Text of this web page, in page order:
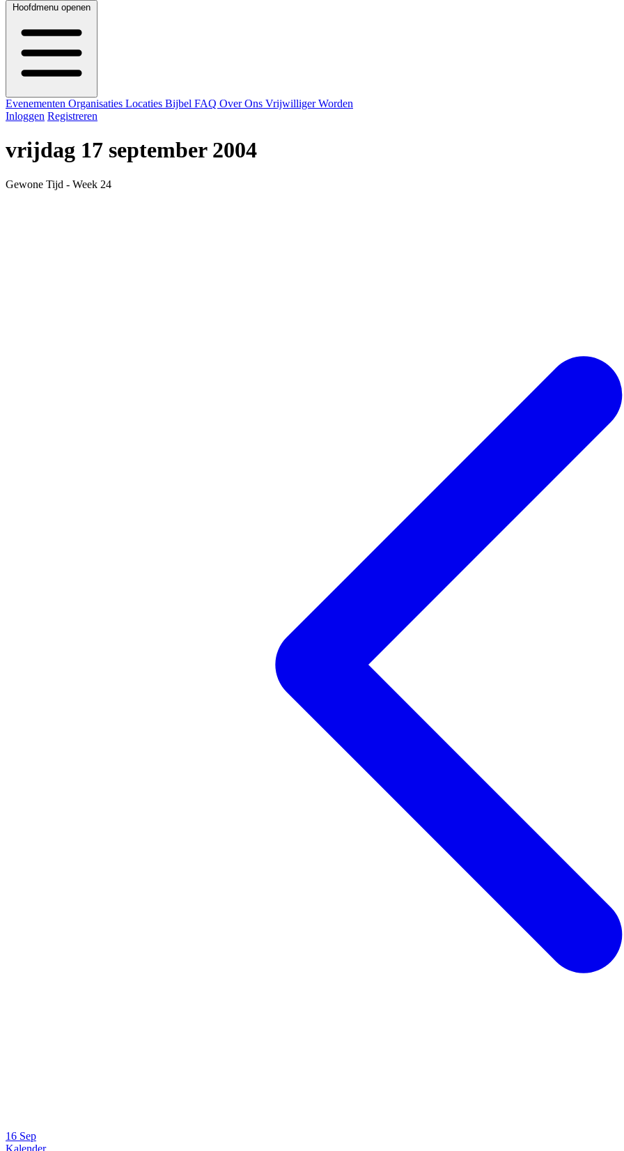
Hoofdmenu openen
Evenementen Organisaties Locaties Bijbel FAQ Over Ons Vrijwilliger Worden
Inloggen Registreren
vrijdag 17 september 2004
Gewone Tijd - Week 24
16 Sep
Kalender